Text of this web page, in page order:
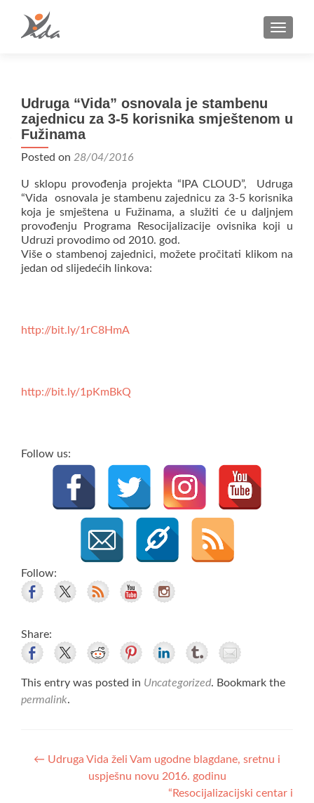
Udruga “Vida” osnovala je stambenu
zajednicu za 3-5 korisnika smještenom u
Fužinama
Posted on 28/04/2016
U sklopu provođenja projekta “IPA CLOUD”, Udruga
“Vida osnovala je stambenu zajednicu za 3-5 korisnika
koja je smještena u Fužinama, a služiti će u daljnjem
provođenju Programa Resocijalizacije ovisnika koji u
Udruzi provodimo od 2010. god.
Više o stambenoj zajednici, možete pročitati klikom na
jedan od slijedećih linkova:
http://bit.ly/1rC8HmA
http://bit.ly/1pKmBkQ
Follow us:
Follow:
Share:
This entry was posted in Uncategorized. Bookmark the
permalink.
Post
navigation
← Udruga Vida želi Vam ugodne blagdane, sretnu i
uspješnu novu 2016. godinu
“Resocijalizacijski centar i